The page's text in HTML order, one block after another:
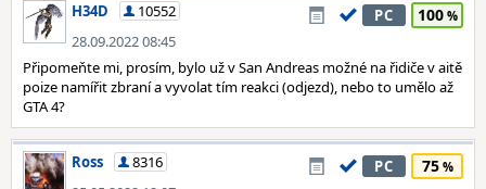
H34D
10552
28.09.2022 08:45
PC 100
Připomeňte mi, prosím, bylo už v San Andreas možné na řidiče v aitě
poize namířit zbraní a vyvolat tím reakci (odjezd), nebo to umělo až
GTA 4?
Ross
8316
PC 75